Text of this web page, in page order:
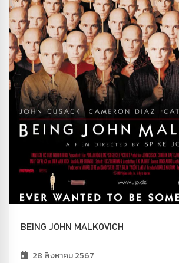
BEING JOHN MALKOVICH
28 สิงหาคม 2567